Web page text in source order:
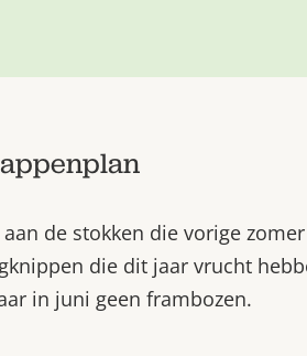
de stokken die vorige
die dit jaar vrucht
in juni geen frambozen.